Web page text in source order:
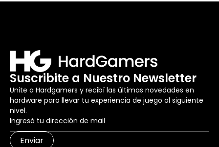
Suscribite a Nuestro Newsletter
Unite a Hardgamers y recibí las últimas novedades en
hardware para llevar tu experiencia de juego al siguiente
nivel.
Enviar